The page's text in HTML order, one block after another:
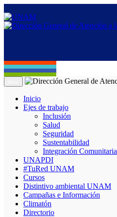
Inicio
Ejes de trabajo
Inclusión
Salud
Seguridad
Sustentabilidad
Integración Comunitaria
UNAPDI
#TuRed UNAM
Cursos
Distintivo ambiental UNAM
Campañas e Información
Climatón
Directorio